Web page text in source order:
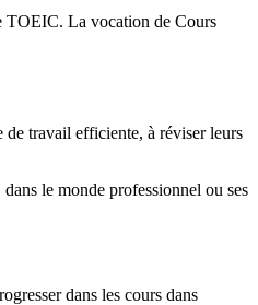
TOEIC. La vocation de Cours
travail efficiente, à réviser leurs
le monde professionnel ou ses
dans les cours dans